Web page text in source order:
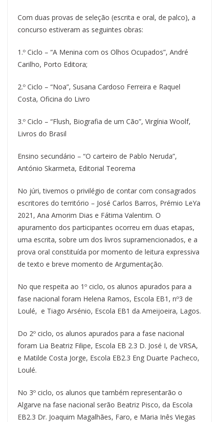
Com duas provas de seleção (escrita e oral, de palco), a
concurso estiveram as seguintes obras:
1.º Ciclo – “A Menina com os Olhos Ocupados”, André
Carilho, Porto Editora;
2.º Ciclo – “Noa”, Susana Cardoso Ferreira e Raquel
Costa, Oficina do Livro
3.º Ciclo – “Flush, Biografia de um Cão”, Virgínia Woolf,
Livros do Brasil
Ensino secundário – “O carteiro de Pablo Neruda”,
António Skarmeta, Editorial Teorema
No júri, tivemos o privilégio de contar com consagrados
escritores do território – José Carlos Barros, Prémio LeYa
2021, Ana Amorim Dias e Fátima Valentim. O
apuramento dos participantes ocorreu em duas etapas,
uma escrita, sobre um dos livros supramencionados, e a
prova oral constituída por momento de leitura expressiva
de texto e breve momento de Argumentação.
No que respeita ao 1º ciclo, os alunos apurados para a
fase nacional foram Helena Ramos, Escola EB1, nº3 de
Loulé, e Tiago Arsénio, Escola EB1 da Ameijoeira, Lagos.
Do 2º ciclo, os alunos apurados para a fase nacional
foram Lia Beatriz Filipe, Escola EB 2.3 D. José I, de VRSA,
e Matilde Costa Jorge, Escola EB2.3 Eng Duarte Pacheco,
Loulé.
No 3º ciclo, os alunos que também representarão o
Algarve na fase nacional serão Beatriz Pisco, da Escola
EB2.3 Dr. Joaquim Magalhães, Faro, e Maria Inês Viegas